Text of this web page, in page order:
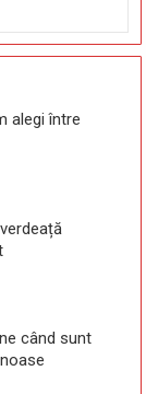
alegi între
când sunt